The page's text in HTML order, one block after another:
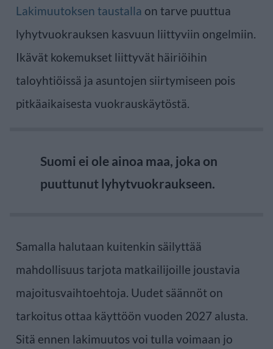
Lakimuutoksen taustalla on tarve puuttua
lyhytvuokrauksen kasvuun liittyviin ongelmiin.
Ikävät kokemukset liittyvät häiriöihin
taloyhtiöissä ja asuntojen siirtymiseen pois
pitkäaikaisesta vuokrauskäytöstä.
Suomi ei ole ainoa maa, joka on
puuttunut lyhytvuokraukseen.
Samalla halutaan kuitenkin säilyttää
mahdollisuus tarjota matkailijoille joustavia
majoitusvaihtoehtoja. Uudet säännöt on
tarkoitus ottaa käyttöön vuoden 2027 alusta.
Sitä ennen lakimuutos voi tulla voimaan jo